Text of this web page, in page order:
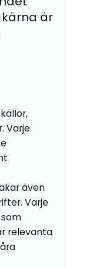
är
Varje
även
Varje
relevanta